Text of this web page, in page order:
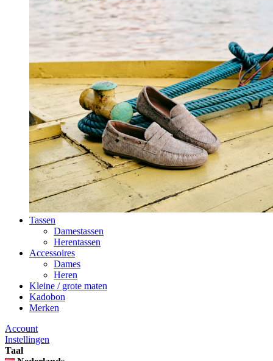
Tassen
Damestassen
Herentassen
Accessoires
Dames
Heren
Kleine / grote maten
Kadobon
Merken
Account
Instellingen
Taal